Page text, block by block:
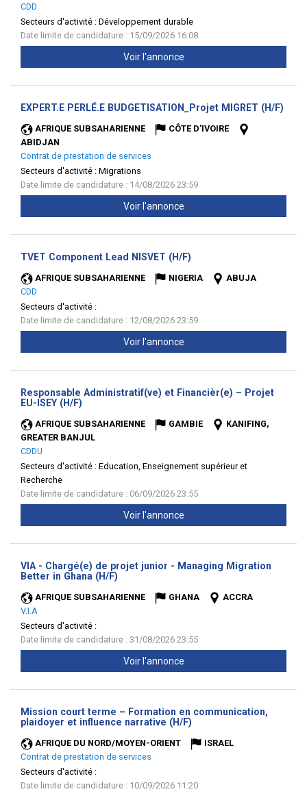
CDD
Secteurs d'activité : Développement durable
Date limite de candidature : 15/09/2026 16:08
Voir l'annonce
EXPERT.E PERLÉ.E BUDGETISATION_Projet MIGRET (H/F)
AFRIQUE SUBSAHARIENNE
CÔTE D'IVOIRE
ABIDJAN
Contrat de prestation de services
Secteurs d'activité : Migrations
Date limite de candidature : 14/08/2026 23:59
Voir l'annonce
TVET Component Lead NISVET (H/F)
AFRIQUE SUBSAHARIENNE NIGERIA
ABUJA
CDD
Secteurs d'activité :
Date limite de candidature : 12/08/2026 23:59
Voir l'annonce
Responsable Administratif(ve) et Financièr(e) – Projet
EU-ISEY (H/F)
AFRIQUE SUBSAHARIENNE GAMBIE
KANIFING,
GREATER BANJUL
CDDU
Secteurs d'activité : Education, Enseignement supérieur et
Recherche
Date limite de candidature : 06/09/2026 23:55
Voir l'annonce
VIA - Chargé(e) de projet junior - Managing Migration
Better in Ghana (H/F)
AFRIQUE SUBSAHARIENNE GHANA
ACCRA
V.I.A
Secteurs d'activité :
Date limite de candidature : 31/08/2026 23:55
Voir l'annonce
Mission court terme – Formation en communication,
plaidoyer et influence narrative (H/F)
AFRIQUE DU NORD/MOYEN-ORIENT
ISRAEL
Contrat de prestation de services
Secteurs d'activité :
Date limite de candidature : 10/09/2026 11:20